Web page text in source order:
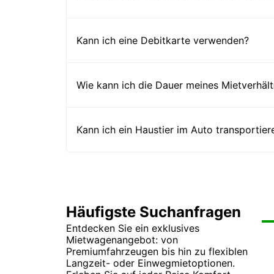
Kann ich eine Debitkarte verwenden?
Wie kann ich die Dauer meines
Kann ich ein Haustier im Auto
Häufigste Suchanfragen
Entdecken Sie ein exklusives
Mietwagenangebot: von
Premiumfahrzeugen bis hin zu flexiblen
Langzeit- oder Einwegmietoptionen.